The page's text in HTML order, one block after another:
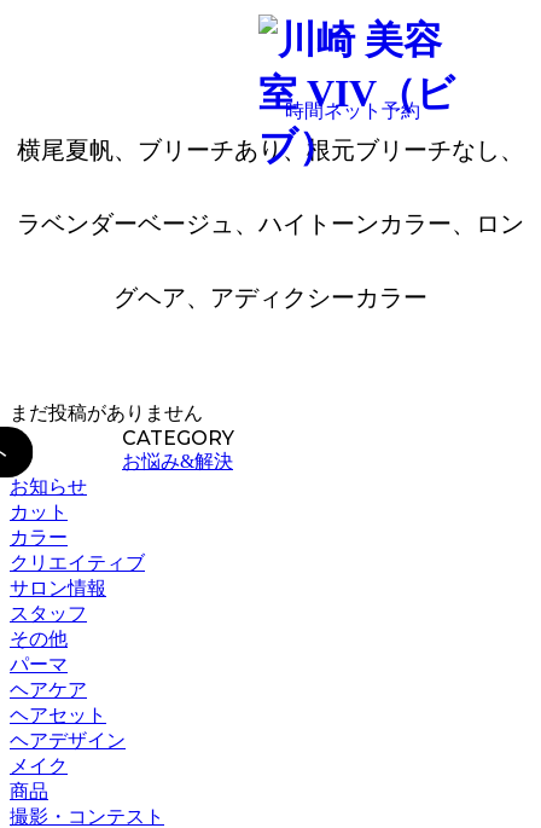
044-200-7207
BLOG
横尾夏帆、ブリーチあり、根元ブリーチなし、
ラベンダーベージュ、ハイトーンカラー、ロン
グヘア、アディクシーカラー
まだ投稿がありません
CATEGORY
お悩み&解決
お知らせ
カット
カラー
クリエイティブ
サロン情報
スタッフ
その他
パーマ
ヘアケア
ヘアセット
ヘアデザイン
メイク
商品
撮影・コンテスト